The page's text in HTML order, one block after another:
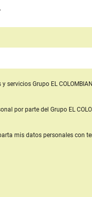
y servicios Grupo EL
por parte del Grupo EL
mis datos personales con